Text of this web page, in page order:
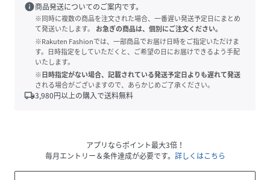
info商品発送についてのご案内です。
※同時に複数の商品を注文された場合、一番遅い発送予定日にまとめ
て発送いたします。
お急ぎの商品は、個別にご注文ください。
※Rakuten Fashionでは、一部商品でお届け日時をご指定いただけま
す。日時指定をしていただくと、ご希望の日にお届けできるよう手配
いたします。
※日時指定がない場合、記載されている発送予定日よりも遅れて発送
される場合がございますので、あらかじめご了承ください。
local_shipping3,980円以上の購入で送料無料
アプリならポイント最大3倍！
毎月エントリー＆条件達成が必要です。 詳しくはこちら